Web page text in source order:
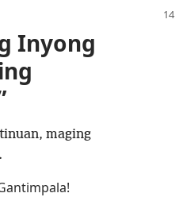
Inyong
maging
.